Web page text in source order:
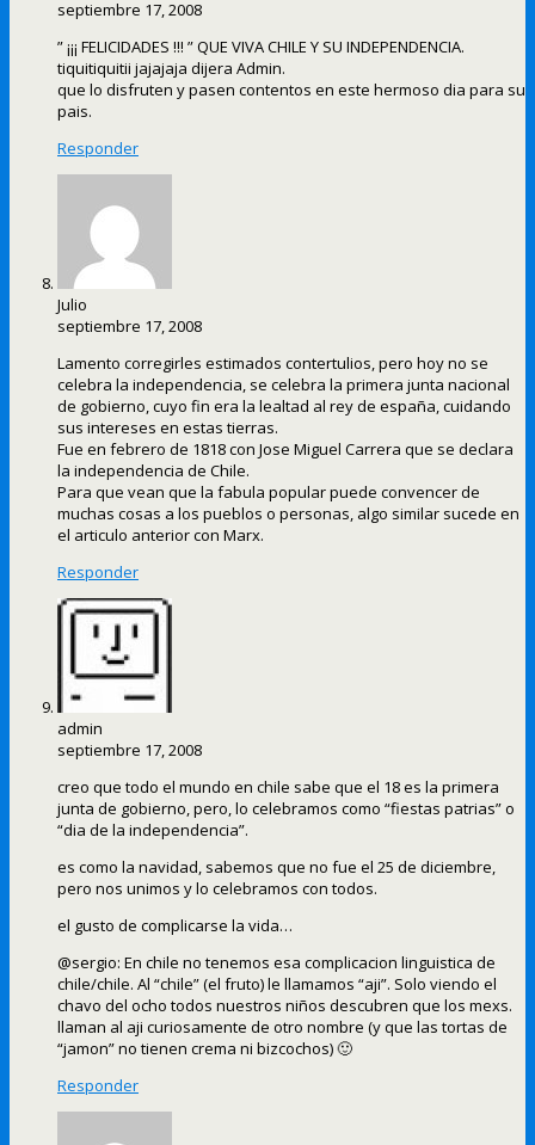
septiembre 17, 2008
” ¡¡¡ FELICIDADES !!! ” QUE VIVA CHILE Y SU INDEPENDENCIA.
tiquitiquitii jajajaja dijera Admin.
que lo disfruten y pasen contentos en este hermoso dia para su
pais.
Responder
Julio
septiembre 17, 2008
Lamento corregirles estimados contertulios, pero hoy no se
celebra la independencia, se celebra la primera junta nacional
de gobierno, cuyo fin era la lealtad al rey de españa, cuidando
sus intereses en estas tierras.
Fue en febrero de 1818 con Jose Miguel Carrera que se declara
la independencia de Chile.
Para que vean que la fabula popular puede convencer de
muchas cosas a los pueblos o personas, algo similar sucede en
el articulo anterior con Marx.
Responder
admin
septiembre 17, 2008
creo que todo el mundo en chile sabe que el 18 es la primera
junta de gobierno, pero, lo celebramos como “fiestas patrias” o
“dia de la independencia”.
es como la navidad, sabemos que no fue el 25 de diciembre,
pero nos unimos y lo celebramos con todos.
el gusto de complicarse la vida…
@sergio: En chile no tenemos esa complicacion linguistica de
chile/chile. Al “chile” (el fruto) le llamamos “aji”. Solo viendo el
chavo del ocho todos nuestros niños descubren que los mexs.
llaman al aji curiosamente de otro nombre (y que las tortas de
“jamon” no tienen crema ni bizcochos) 🙂
Responder